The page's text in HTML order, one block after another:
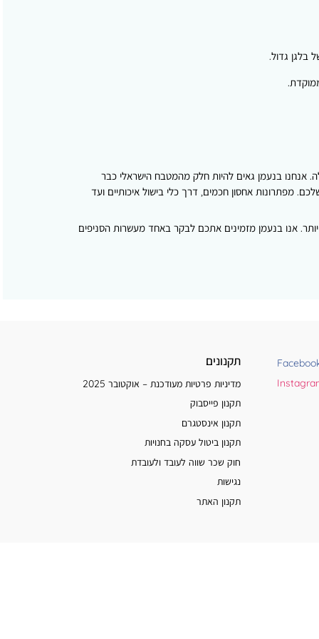
אנחנו בנעמן גאים להיות חלק מהמטבח הישראלי כבר
מפתרונות אחסון חכמים, דרך כלי בישול איכותיים ועד
אנו בנעמן מזמינים אתכם לבקר באחד מעשרות הסניפים
תקנונים
מדיניות פרטיות מעודכנת – אוקטובר 2025
תקנון פייסבוק
תקנון אינסטגרם
תקנון ביטול עסקה בחנויות
חוק שכר שווה לעובד ולעובדת
נגישות
תקנון האתר